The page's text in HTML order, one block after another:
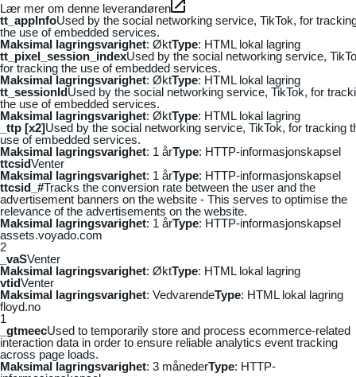
Lær mer om denne leverandøren
tt_appInfoUsed by the social networking service, TikTok, for
the use of embedded services.
Maksimal lagringsvarighet: ØktType: HTML lokal lagring
tt_pixel_session_indexUsed by the social networking service,
for tracking the use of embedded services.
Maksimal lagringsvarighet: ØktType: HTML lokal lagring
tt_sessionIdUsed by the social networking service, TikTok, for
the use of embedded services.
Maksimal lagringsvarighet: ØktType: HTML lokal lagring
_ttp [x2]Used by the social networking service, TikTok, for tracking
use of embedded services.
Maksimal lagringsvarighet: 1 årType: HTTP-informasjonskapsel
ttcsidVenter
Maksimal lagringsvarighet: 1 årType: HTTP-informasjonskapsel
ttcsid_#Tracks the conversion rate between the user and the
advertisement banners on the website - This serves to optimise the
relevance of the advertisements on the website.
Maksimal lagringsvarighet: 1 årType: HTTP-informasjonskapsel
assets.voyado.com
2
_vaSVenter
Maksimal lagringsvarighet: ØktType: HTML lokal lagring
vtidVenter
Maksimal lagringsvarighet: VedvarendeType: HTML lokal lagring
floyd.no
1
_gtmeecUsed to temporarily store and process ecommerce-related
interaction data in order to ensure reliable analytics event tracking
across page loads.
Maksimal lagringsvarighet: 3 månederType: HTTP-